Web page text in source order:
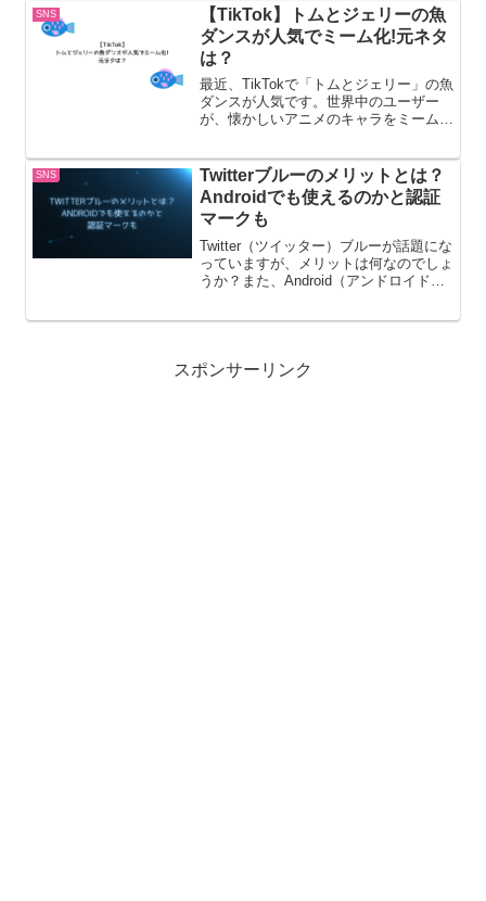
てかれる犬のエフェクトのやり方などに
ついてまとめてみまし...
SNS
【TikTok】トムとジェリーの魚
ダンスが人気でミーム化!元ネタ
は？
最近、TikTokで「トムとジェリー」の魚
ダンスが人気です。世界中のユーザー
が、懐かしいアニメのキャラをミーム化
ら拡散され、話題となる現象)していま
す。この記事ではトムと...
SNS
Twitterブルーのメリットとは？
Androidでも使えるのかと認証
マークも
Twitter（ツイッター）ブルーが話題にな
っていますが、メリットは何なのでしょ
うか？また、Android（アンドロイド）
スポンサーリンク